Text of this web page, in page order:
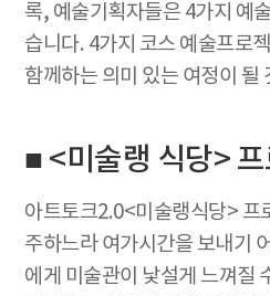
록, 예술기획자들은 4가지 예
습니다. 4가지 코스 예술프로
함께하는 의미 있는 여정이 될
■ <미술랭 식당>
아트토크2.0<미술랭식당> 프
주하느라 여가시간을 보내기
에게 미술관이 낯설게 느껴질